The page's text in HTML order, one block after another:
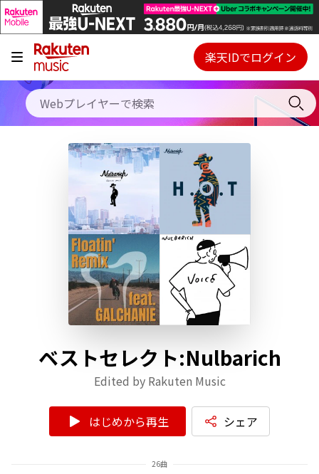
キャンペーン
料金プラン
使い方
初回30日間無料お試し
Webプレイヤー
ご契約内容の確認・変更
楽天IDでログイン
ベストセレクト:Nulbarich
Edited by Rakuten Music
はじめから再生 シェア
26曲